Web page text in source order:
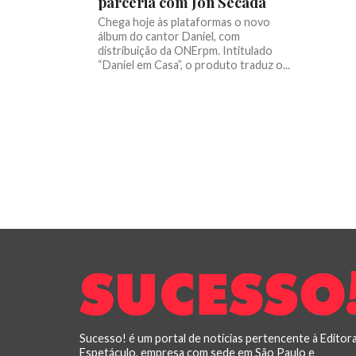
Chega hoje às plataformas o novo
álbum do cantor Daniel, com
distribuição da ONErpm. Intitulado
“Daniel em Casa”, o produto traduz o...
Sucesso! é um portal de notícias pertencente à
Espetáculo, empresa com sede em São Paulo e